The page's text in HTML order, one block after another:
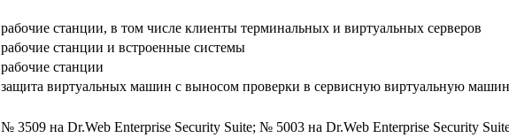
рабочие станции, в том числе клиенты терминальных и виртуальных серверов
рабочие станции и встроенные системы
рабочие станции
защита виртуальных машин с выносом проверки в сервисную виртуальную
№ 3509 на Dr.Web Enterprise Security Suite; № 5003 на Dr.Web Enterprise Security